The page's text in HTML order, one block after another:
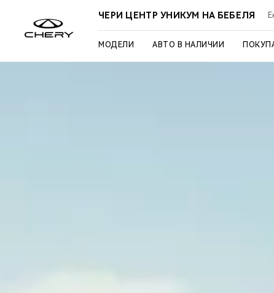
ЧЕРИ ЦЕНТР УНИКУМ НА БЕБЕЛЯ
МОДЕЛИ АВТО В НАЛИЧИИ